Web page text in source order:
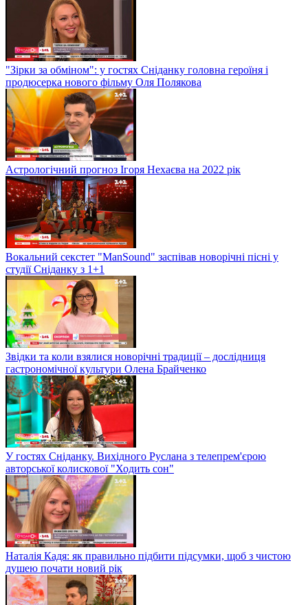
"Зірки за обміном": у гостях Сніданку головна героїня і
продюсерка нового фільму Оля Полякова
Астрологічний прогноз Ігоря Нехаєва на 2022 рік
Вокальний секстет "ManSound" заспівав новорічні пісні у
студії Сніданку з 1+1
Звідки та коли взялися новорічні традиції – дослідниця
гастрономічної культури Олена Брайченко
У гостях Сніданку. Вихідного Руслана з телепрем'єрою
авторської колискової "Ходить сон"
Наталія Кадя: як правильно підбити підсумки, щоб з чистою
душею почати новий рік